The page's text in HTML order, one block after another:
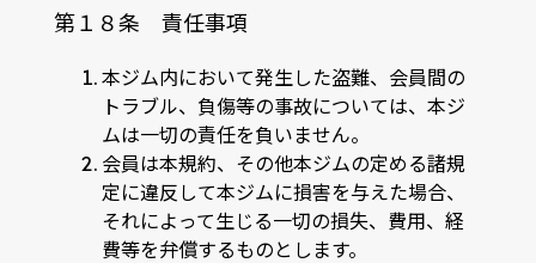
第１８条 責任事項
本ジム内において発生した盗難、会員間の
トラブル、負傷等の事故については、本ジ
ムは一切の責任を負いません。
会員は本規約、その他本ジムの定める諸規
定に違反して本ジムに損害を与えた場合、
それによって生じる一切の損失、費用、経
費等を弁償するものとします。